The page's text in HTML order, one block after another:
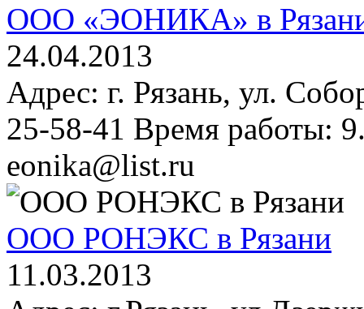
ООО «ЭОНИКА» в
24.04.2013
Адрес: г. Рязань, ул.
25-58-41 Время работы:
eonika@list.ru
ООО РОНЭКС в Рязани
11.03.2013